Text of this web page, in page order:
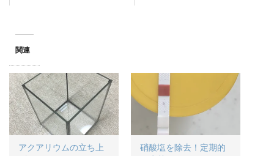
関連
アクアリウムの立ち上
硝酸塩を除去！定期的